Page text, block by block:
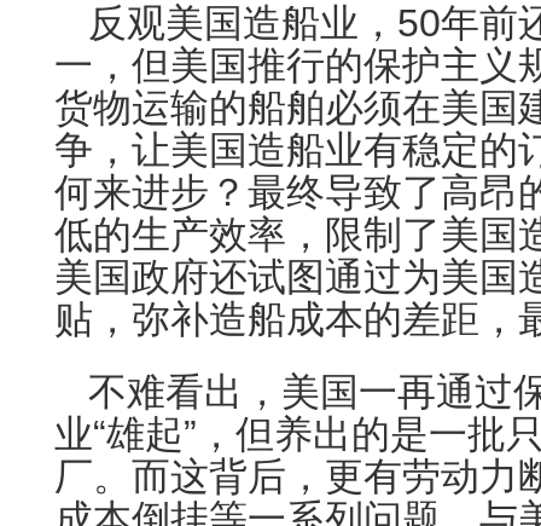
反观美国造船业，50年前
一，但美国推行的保护主义
货物运输的船舶必须在美国
争，让美国造船业有稳定的
何来进步？最终导致了高昂
低的生产效率，限制了美国
美国政府还试图通过为美国
贴，弥补造船成本的差距，
不难看出，美国一再通过
业“雄起”，但养出的是一批
厂。而这背后，更有劳动力